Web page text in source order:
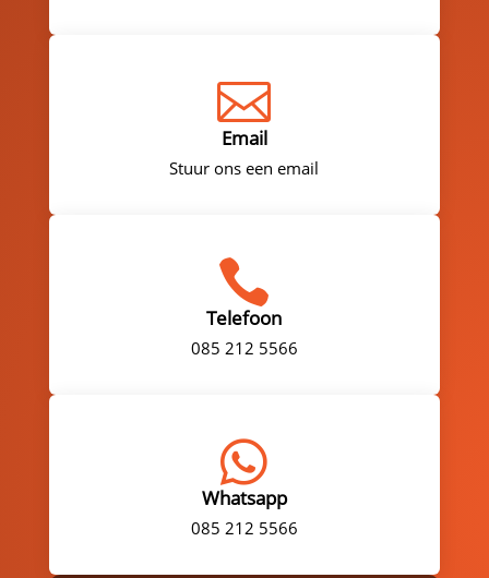

Email
Stuur ons een email

Telefoon
085 212 5566

Whatsapp
085 212 5566